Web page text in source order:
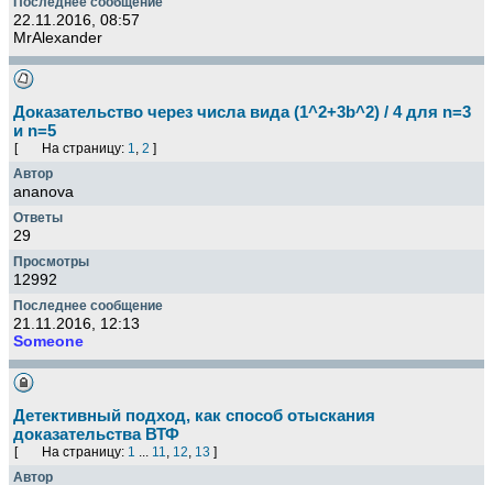
22.11.2016, 08:57
MrAlexander
Доказательство через числа вида (1^2+3b^2) / 4 для n=3
и n=5
[ На страницу: 1, 2 ]
ananova
29
12992
21.11.2016, 12:13
Someone
Детективный подход, как способ отыскания
доказательства ВТФ
[ На страницу: 1 ... 11, 12, 13 ]